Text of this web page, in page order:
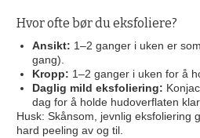
Hvor ofte bør du eksfoliere?
Ansikt: 1–2 ganger i uken er
gang).
Kropp: 1–2 ganger i uken for å
Daglig mild eksfoliering:
dag for å holde hudoverflaten
Husk: Skånsom, jevnlig eksfoliering
hard peeling av og til.